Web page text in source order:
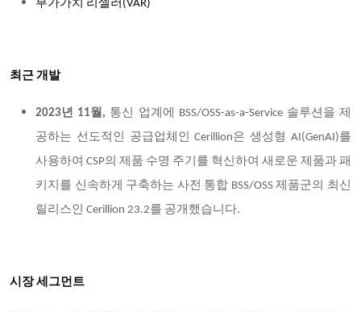
부가가치 리셀러(VAR)
최근 개발
2023년 11월, 통신 업계에 BSS/OSS-as-a-Service 솔루션을 제
공하는 선도적인 공급업체인 Cerillion은 생성형 AI(GenAI)를
사용하여 CSP의 제품 수명 주기를 혁신하여 새로운 제품과 패
키지를 신속하게 구축하는 사전 통합 BSS/OSS 제품군의 최신
릴리스인 Cerillion 23.2를 공개했습니다.
시장 세그먼트